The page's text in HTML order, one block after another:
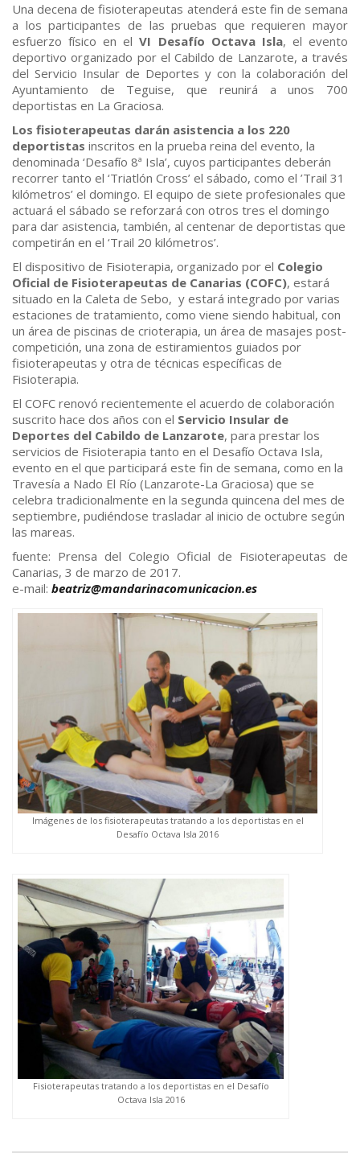
Una decena de fisioterapeutas atenderá este fin de semana
a los participantes de las pruebas que requieren mayor
esfuerzo físico en elVI Desafío Octava Isla, el evento
deportivo organizado por el Cabildo de Lanzarote, a través
del Servicio Insular de Deportes y con la colaboración del
Ayuntamiento de Teguise, que reunirá a unos 700
deportistas en La Graciosa.
Los fisioterapeutas darán asistencia a los 220
deportistas inscritos en la prueba reina del evento, la
denominada ‘Desafío 8ª Isla’, cuyos participantes deberán
recorrer tanto el ‘Triatlón Cross’ el sábado, como el ’Trail 31
kilómetros’ el domingo. El equipo de siete profesionales que
actuará el sábado se reforzará con otros tres el domingo
para dar asistencia, también, al centenar de deportistas que
competirán en el ‘Trail 20 kilómetros’.
El dispositivo de Fisioterapia, organizado por el Colegio
Oficial de Fisioterapeutas de Canarias (COFC), estará
situado en la Caleta de Sebo, y estará integrado por varias
estaciones de tratamiento, como viene siendo habitual, con
un área de piscinas de crioterapia, un área de masajes post-
competición, una zona de estiramientos guiados por
fisioterapeutas y otra de técnicas específicas de
Fisioterapia.
El COFC renovó recientemente el acuerdo de colaboración
suscrito hace dos años con el Servicio Insular de
Deportes del Cabildo de Lanzarote, para prestar los
servicios de Fisioterapia tanto en el Desafío Octava Isla,
evento en el que participará este fin de semana, como en la
Travesía a Nado El Río (Lanzarote-La Graciosa) que se
celebra tradicionalmente en la segunda quincena del mes de
septiembre, pudiéndose trasladar al inicio de octubre según
las mareas.
fuente: Prensa del Colegio Oficial de Fisioterapeutas de
Canarias, 3 de marzo de 2017.
e-mail: beatriz@mandarinacomunicacion.es
Imágenes de los fisioterapeutas tratando a los deportistas en el
Desafío Octava Isla 2016
Fisioterapeutas tratando a los deportistas en el Desafío
Octava Isla 2016